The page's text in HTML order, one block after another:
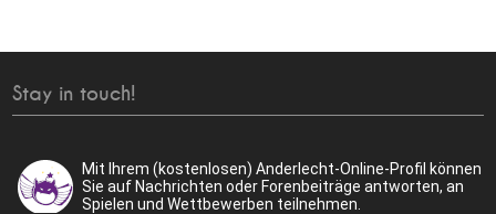
Stay in touch!
Mit Ihrem (kostenlosen) Anderlecht-Online-Profil können
Sie auf Nachrichten oder Forenbeiträge antworten, an
Spielen und Wettbewerben teilnehmen.